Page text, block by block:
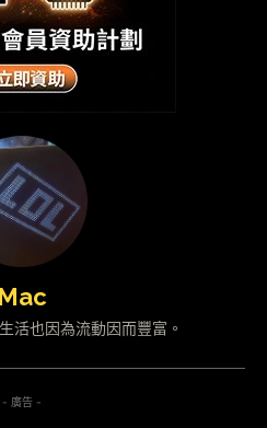
Mac
活也因為流動因而豐富。
- 廣告 -